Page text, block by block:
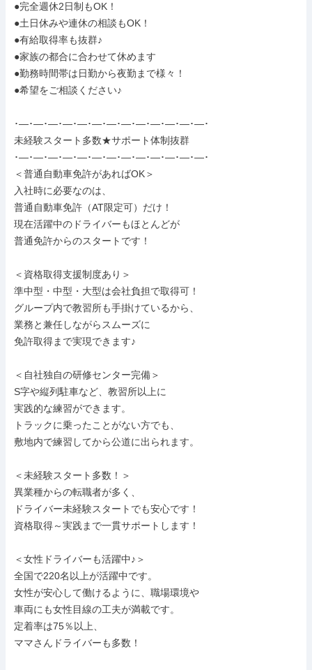
●完全週休2日制もOK！
●土日休みや連休の相談もOK！
●有給取得率も抜群♪
●家族の都合に合わせて休めます
●勤務時間帯は日勤から夜勤まで様々！
●希望をご相談ください♪
･―･―･―･―･―･―･―･―･―･―･―･―･―･
未経験スタート多数★サポート体制抜群
･―･―･―･―･―･―･―･―･―･―･―･―･―･
＜普通自動車免許があればOK＞
入社時に必要なのは、
普通自動車免許（AT限定可）だけ！
現在活躍中のドライバーもほとんどが
普通免許からのスタートです！
＜資格取得支援制度あり＞
準中型・中型・大型は会社負担で取得可！
グループ内で教習所も手掛けているから、
業務と兼任しながらスムーズに
免許取得まで実現できます♪
＜自社独自の研修センター完備＞
S字や縦列駐車など、教習所以上に
実践的な練習ができます。
トラックに乗ったことがない方でも、
敷地内で練習してから公道に出られます。
＜未経験スタート多数！＞
異業種からの転職者が多く、
ドライバー未経験スタートでも安心です！
資格取得～実践まで一貫サポートします！
＜女性ドライバーも活躍中♪＞
全国で220名以上が活躍中です。
女性が安心して働けるように、職場環境や
車両にも女性目線の工夫が満載です。
定着率は75％以上、
ママさんドライバーも多数！